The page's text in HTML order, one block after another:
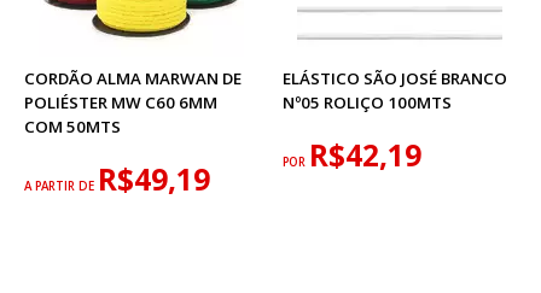
CORDÃO ALMA MARWAN DE
POLIÉSTER MW C60 6MM
COM 50MTS
A PARTIR DE R$49,19
ELÁSTICO SÃO JOSÉ BRANCO
Nº05 ROLIÇO 100MTS
POR R$42,19